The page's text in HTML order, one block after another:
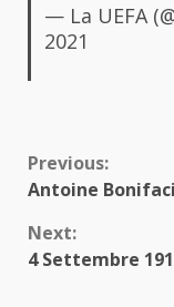
— La UEFA
2021
Continue
Previous:
Antoine
Next:
4 Settembre